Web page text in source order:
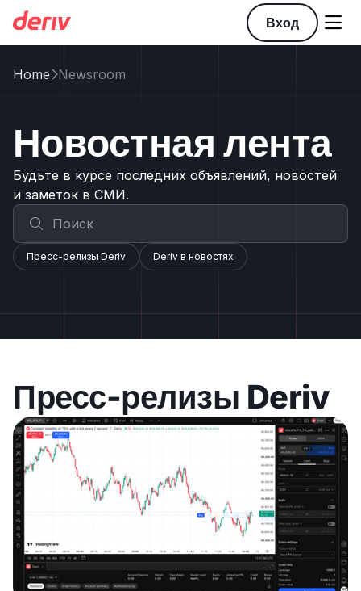
Вход 
HomeNewsroom
Новостная лента
Будьте в курсе последних объявлений, новостей
и заметок в СМИ.
Пресс-релизы Deriv Deriv в новостях
Пресс-релизы Deriv